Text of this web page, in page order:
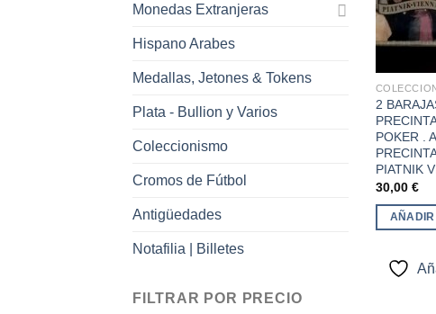
Monedas Extranjeras
Hispano Arabes
Medallas, Jetones & Tokens
Plata - Bullion y Varios
Coleccionismo
Cromos de Fútbol
Antigüedades
Notafilia | Billetes
FILTRAR POR PRECIO
2
POKER .
PIATNIK
30,00 €